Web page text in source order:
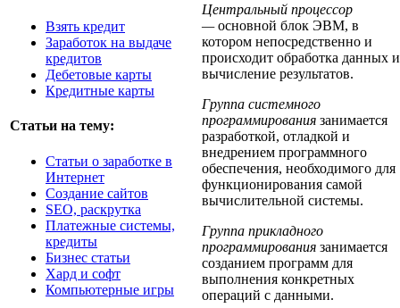
Взять кредит
Заработок на выдаче
кредитов
Дебетовые карты
Кредитные карты
Статьи на тему:
Статьи о заработке в
Интернет
Создание сайтов
SEO, раскрутка
Платежные системы,
кредиты
Бизнес статьи
Хард и софт
Компьютерные игры
Центральный процессор
—основной блок ЭВМ, в
котором непосредственно и
происходит обработка данных и
вычисление результатов.
Группа системного
программирования занимается
разработкой, отладкой и
внедрением программного
обеспечения, необходимого для
функционирования самой
вычислительной системы.
Группа прикладного
программирования занимается
созданием программ для
выполнения конкретных
операций с данными.